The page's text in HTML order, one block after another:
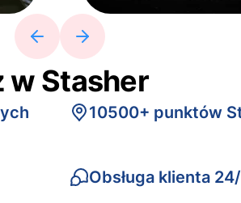
w Stasher
10500+ punktów
Obsługa klienta